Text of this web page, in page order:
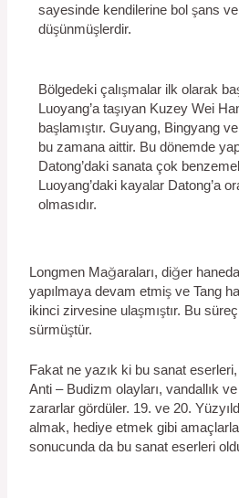
sayesinde kendilerine bol şans
düşünmüşlerdir.
Bölgedeki çalışmalar ilk olarak
Luoyang’a taşıyan Kuzey Wei
başlamıştır. Guyang, Bingyang
bu zamana aittir. Bu dönemde
Datong’daki sanata çok
Luoyang’daki kayalar Datong’a
olmasıdır.
Longmen Mağaraları, diğer
yapılmaya devam etmiş ve Tang
ikinci zirvesine ulaşmıştır. Bu
sürmüştür.
Fakat ne yazık ki bu sanat
Anti – Budizm olayları, vandallık
zararlar gördüler. 19. ve 20.
almak, hediye etmek gibi
sonucunda da bu sanat eserleri